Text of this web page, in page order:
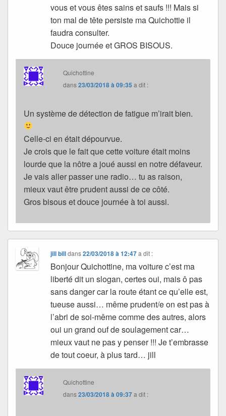
vous et vous êtes sains et saufs !!! Mais si
ton mal de tête persiste ma Quichottie il
faudra consulter.
Douce journée et GROS BISOUS.
Quichottine
dans23/03/2018 à 09:35 a dit :
Un système de détection de fatigue m’irait bien.
Celle-ci en était dépourvue.
Je crois que le fait que cette voiture était moins
lourde que la nôtre a joué aussi en notre défaveur.
Je vais aller passer une radio… tu as raison,
mieux vaut être prudent aussi de ce côté.
Gros bisous et douce journée à toi aussi.
jill billdans22/03/2018 à 12:47 a dit :
Bonjour Quichottine, ma voiture c’est ma
liberté dit un slogan, certes oui, mais ô pas
sans danger car la route étant ce qu’elle est,
tueuse aussi… même prudent/e on est pas à
l’abri de soi-même comme des autres, alors
oui un grand ouf de soulagement car…
mieux vaut ne pas y penser !!! Je t’embrasse
de tout coeur, à plus tard… jill
Quichottine
dans23/03/2018 à 09:37a dit :